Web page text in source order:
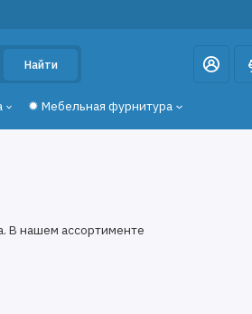
Найти
✹ Мебельная фурнитура
В нашем ассортименте